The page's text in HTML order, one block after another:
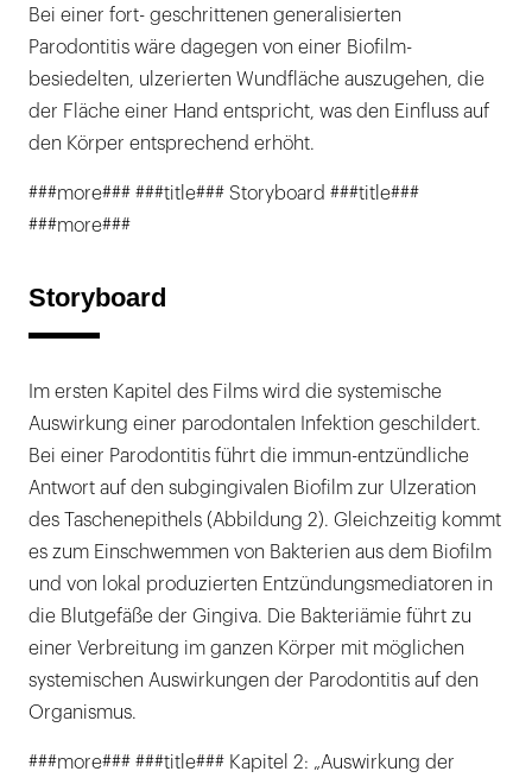
Bei einer fort- geschrittenen generalisierten
Parodontitis wäre dagegen von einer Biofilm-
besiedelten, ulzerierten Wundfläche auszugehen, die
der Fläche einer Hand entspricht, was den Einfluss auf
den Körper entsprechend erhöht.
###more### ###title### Storyboard ###title###
###more###
Storyboard
Im ersten Kapitel des Films wird die systemische
Auswirkung einer parodontalen Infektion geschildert.
Bei einer Parodontitis führt die immun-entzündliche
Antwort auf den subgingivalen Biofilm zur Ulzeration
des Taschenepithels (Abbildung 2). Gleichzeitig kommt
es zum Einschwemmen von Bakterien aus dem Biofilm
und von lokal produzierten Entzündungsmediatoren in
die Blutgefäße der Gingiva. Die Bakteriämie führt zu
einer Verbreitung im ganzen Körper mit möglichen
systemischen Auswirkungen der Parodontitis auf den
Organismus.
###more### ###title### Kapitel 2: „Auswirkung der